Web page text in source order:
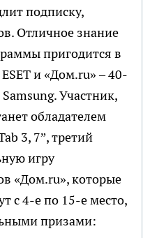
подписку,
Отличное знание
пригодится в
и «Дом.ru» – 40-
Участник,
обладателем
3, 7”, третий
игру
«Дом.ru», которые
с 4-е по 15-е место,
призами: